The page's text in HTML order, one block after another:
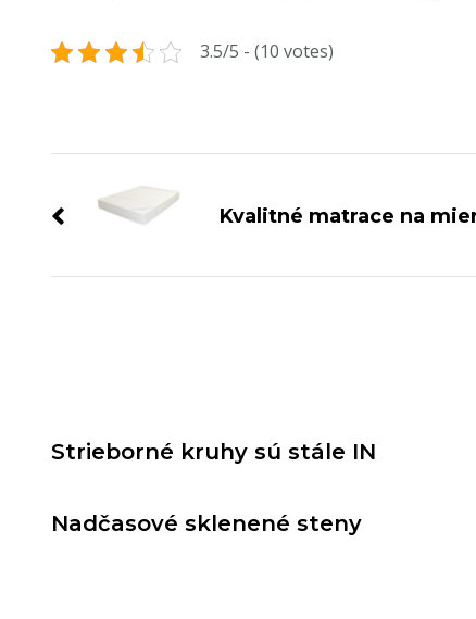
3.5/5 - (10 votes)
Navigace
příspěvkuKvalitné matrace na
Strieborné kruhy sú stále IN
Nadčasové sklenené steny